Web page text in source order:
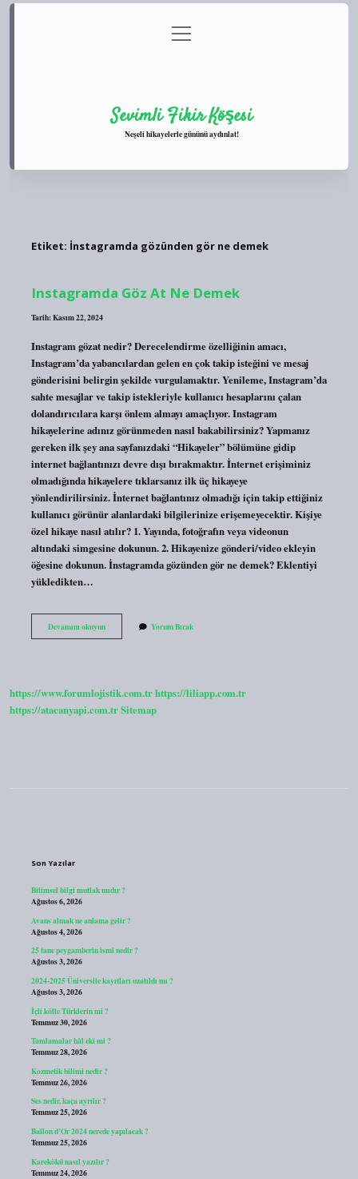
Gizlilik Politikası
menüyü
aç
Sevimli Fikir Köşesi
Neşeli hikayelerle gününü aydınlat!
Etiket: İnstagramda gözünden gör ne demek
Instagramda Göz At Ne Demek
Tarih: Kasım 22, 2024
Instagram gözat nedir? Derecelendirme özelliğinin amacı,
Instagram’da yabancılardan gelen en çok takip isteğini ve mesaj
gönderisini belirgin şekilde vurgulamaktır. Yenileme, Instagram’da
sahte mesajlar ve takip istekleriyle kullanıcı hesaplarını çalan
dolandırıcılara karşı önlem almayı amaçlıyor. Instagram
hikayelerine adınız görünmeden nasıl bakabilirsiniz? Yapmanız
gereken ilk şey ana sayfanızdaki “Hikayeler” bölümüne gidip
internet bağlantınızı devre dışı bırakmaktır. İnternet erişiminiz
olmadığında hikayelere tıklarsanız ilk üç hikayeye
yönlendirilirsiniz. İnternet bağlantınız olmadığı için takip ettiğiniz
kullanıcı görünür alanlardaki bilgilerinize erişemeyecektir. Kişiye
özel hikaye nasıl atılır? 1. Yayında, fotoğrafın veya videonun
altındaki simgesine dokunun. 2. Hikayenize gönderi/video ekleyin
öğesine dokunun. İnstagramda gözünden gör ne demek? Eklentiyi
yükledikten…
Devamını okuyunInstagramda
Göz
Yorum Bırak
https://www.forumlojistik.com.trhttps://liliapp.com.tr
https://atacanyapi.com.trSitemap
Son Yazılar
Bilimsel bilgi mutlak mıdır ?
Ağustos 6, 2026
Avans almak ne anlama gelir ?
Ağustos 4, 2026
25 tane peygamberin ismi nedir ?
Ağustos 3, 2026
2024-2025 Üniversite kayıtları uzatıldı mı ?
Ağustos 3, 2026
İçli köfte Türklerin mi ?
Temmuz 30, 2026
Tamlamalar hâl eki mi ?
Temmuz 28, 2026
Kozmetik bilimi nedir ?
Temmuz 26, 2026
Ses nedir, kaça ayrılır ?
Temmuz 25, 2026
Ballon d’Or 2024 nerede yapılacak ?
Temmuz 25, 2026
Karekökü nasıl yazılır ?
Temmuz 24, 2026